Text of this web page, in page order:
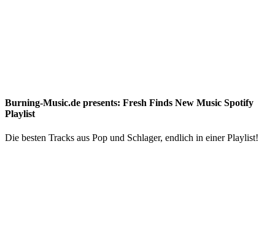
Burning-Music.de presents: Fresh Finds New Music Spotify
Playlist
Die besten Tracks aus Pop und Schlager, endlich in einer Playlist!